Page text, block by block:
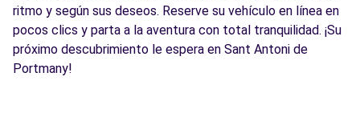
ritmo y según sus deseos. Reserve su vehículo en línea en
pocos clics y parta a la aventura con total tranquilidad. ¡Su
próximo descubrimiento le espera en Sant Antoni de
Portmany!